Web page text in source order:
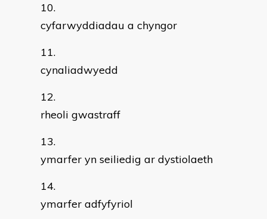
cyfarwyddiadau a chyngor
cynaliadwyedd
rheoli gwastraff
ymarfer yn seiliedig ar dystiolaeth
ymarfer adfyfyriol